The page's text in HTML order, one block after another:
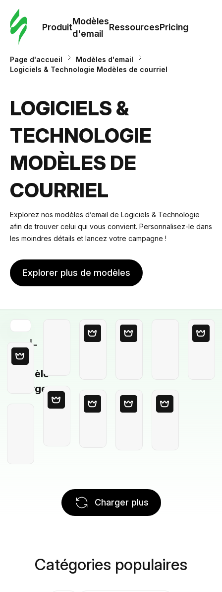
Produit
Modèles
d'email
RessourcesPricing
Page d'accueil
Modèles d'email
Logiciels & Technologie Modèles de courriel
LOGICIELS &
TECHNOLOGIE
MODÈLES DE
COURRIEL
Explorez nos modèles d’email de Logiciels & Technologie
afin de trouver celui qui vous convient. Personnalisez-le dans
les moindres détails et lancez votre campagne !
Explorer plus de modèles
Modèle
Vierge
Charger plus
Catégories populaires